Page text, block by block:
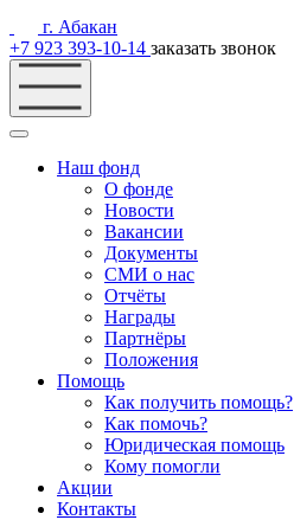
г. Абакан
+7 923 393-10-14 заказать звонок
Наш фонд
О фонде
Новости
Вакансии
Документы
СМИ о нас
Отчёты
Награды
Партнёры
Положения
Помощь
Как получить помощь?
Как помочь?
Юридическая помощь
Кому помогли
Акции
Контакты